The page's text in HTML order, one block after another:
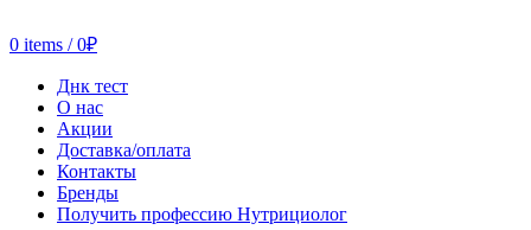
0 items / 0₽
Днк тест
О нас
Акции
Доставка/оплата
Контакты
Бренды
Получить профессию Нутрициолог